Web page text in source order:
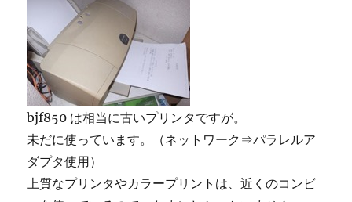
bjf850 は相当に古いプリンタですが。
未だに使っています。（ネットワーク⇒パラレルア
ダプタ使用）
上質なプリンタやカラープリントは、近くのコンビ